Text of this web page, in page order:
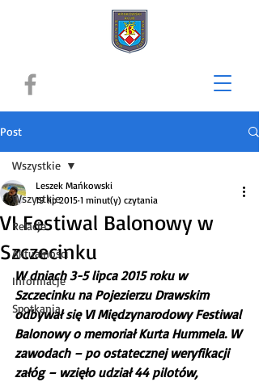
Post
Wszystkie
Relacje
Aktualności
Informacje
Spotkania
Wszystkie
VI Festiwal Balonowy w
Szczecinku
Leszek Mańkowski
19 lip 2015 1 minut(y) czytania
W dniach 3-5 lipca 2015 roku w
Szczecinku na Pojezierzu Drawskim
odbywał się VI Międzynarodowy Festiwal
Balonowy o memoriał Kurta Hummela. W
zawodach – po ostatecznej weryfikacji
załóg – wzięło udział 44 pilotów,